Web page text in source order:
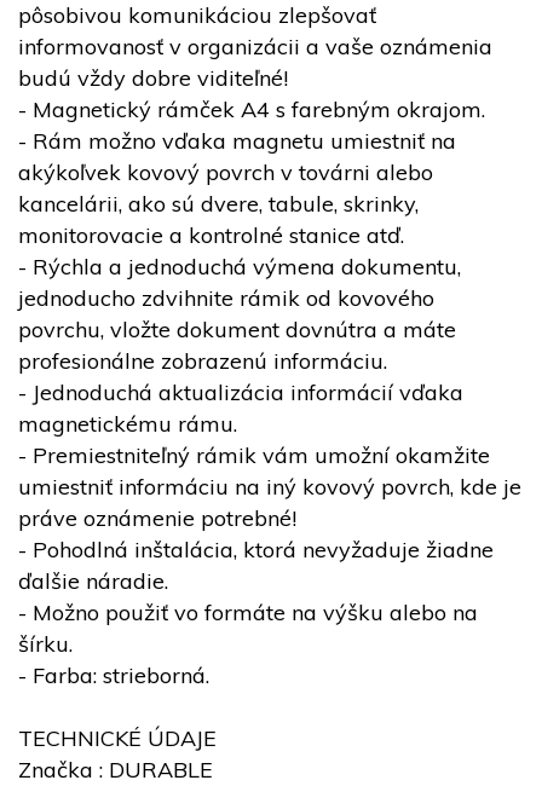
pôsobivou komunikáciou zlepšovať
informovanosť v organizácii a vaše oznámenia
budú vždy dobre viditeľné!
- Magnetický rámček A4 s farebným okrajom.
- Rám možno vďaka magnetu umiestniť na
akýkoľvek kovový povrch v továrni alebo
kancelárii, ako sú dvere, tabule, skrinky,
monitorovacie a kontrolné stanice atď.
- Rýchla a jednoduchá výmena dokumentu,
jednoducho zdvihnite rámik od kovového
povrchu, vložte dokument dovnútra a máte
profesionálne zobrazenú informáciu.
- Jednoduchá aktualizácia informácií vďaka
magnetickému rámu.
- Premiestniteľný rámik vám umožní okamžite
umiestniť informáciu na iný kovový povrch, kde je
práve oznámenie potrebné!
- Pohodlná inštalácia, ktorá nevyžaduje žiadne
ďalšie náradie.
- Možno použiť vo formáte na výšku alebo na
šírku.
- Farba: strieborná.
TECHNICKÉ ÚDAJE
Značka : DURABLE